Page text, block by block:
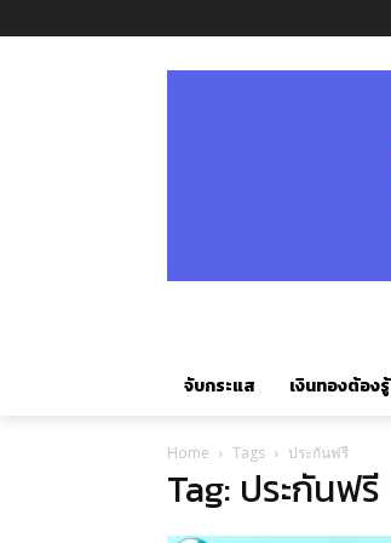
จับกระแส เงินทองต้องรู้
Home Tags ประกันฟรี
Tag: ประกันฟรี